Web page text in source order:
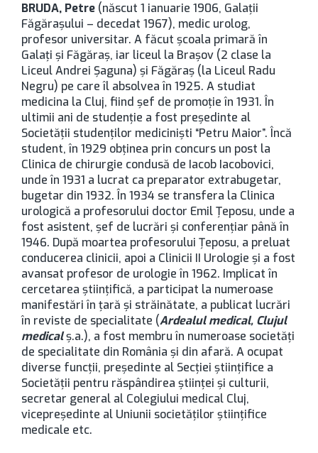
BRUDA, Petre (născut 1 ianuarie 1906, Galații
Făgărașului – decedat 1967), medic urolog,
profesor universitar. A făcut școala primară în
Galați și Făgăraș, iar liceul la Brașov (2 clase la
Liceul Andrei Șaguna) și Făgăraș (la Liceul Radu
Negru) pe care îl absolvea în 1925. A studiat
medicina la Cluj, fiind șef de promoție în 1931. În
ultimii ani de studenție a fost președinte al
Societății studenților mediciniști “Petru Maior”. Încă
student, în 1929 obținea prin concurs un post la
Clinica de chirurgie condusă de Iacob Iacobovici,
unde în 1931 a lucrat ca preparator extrabugetar,
bugetar din 1932. În 1934 se transfera la Clinica
urologică a profesorului doctor Emil Țeposu, unde a
fost asistent, șef de lucrări și conferențiar până în
1946. După moartea profesorului Țeposu, a preluat
conducerea clinicii, apoi a Clinicii II Urologie și a fost
avansat profesor de urologie în 1962. Implicat în
cercetarea științifică, a participat la numeroase
manifestări în țară și străinătate, a publicat lucrări
în reviste de specialitate (Ardealul medical, Clujul
medicalș.a.), a fost membru în numeroase societăți
de specialitate din România și din afară. A ocupat
diverse funcții, președinte al Secției științifice a
Societății pentru răspândirea științei și culturii,
secretar general al Colegiului medical Cluj,
vicepreședinte al Uniunii societăților științifice
medicale etc.